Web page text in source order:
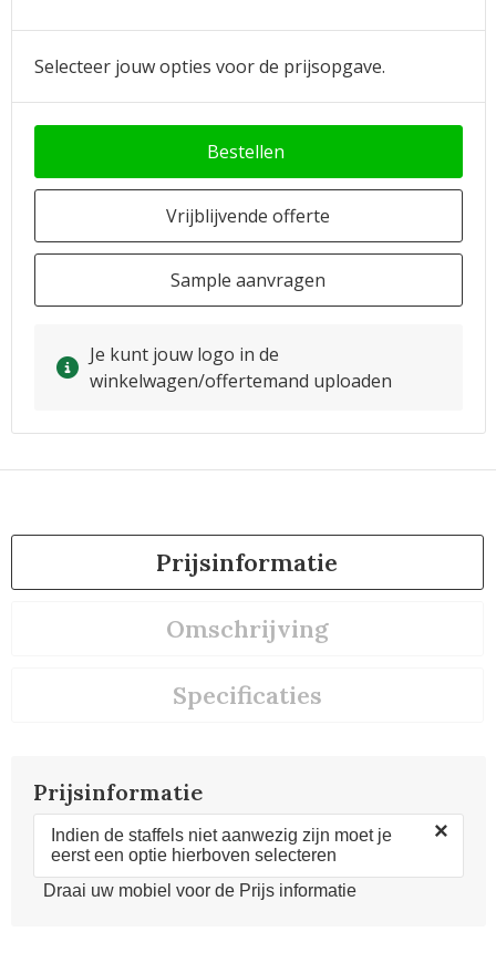
Selecteer jouw opties voor de prijsopgave.
Bestellen
Vrijblijvende offerte
Sample aanvragen
Je kunt jouw logo in de
winkelwagen/offertemand uploaden
Prijsinformatie
Omschrijving
Specificaties
Prijsinformatie
Indien de staffels niet aanwezig zijn moet je
eerst een optie hierboven selecteren
×
Draai uw mobiel voor de Prijs informatie